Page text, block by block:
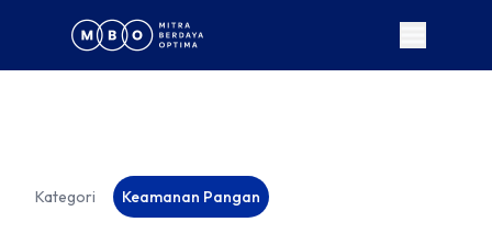
Kategori Keamanan Pangan